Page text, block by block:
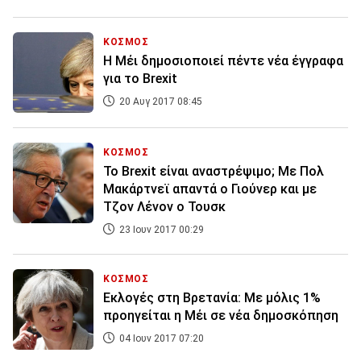
ΚΟΣΜΟΣ
Η Μέι δημοσιοποιεί πέντε νέα έγγραφα
για το Brexit
20 Αυγ 2017 08:45
ΚΟΣΜΟΣ
Το Brexit είναι αναστρέψιμο; Με Πολ
Μακάρτνεϊ απαντά ο Γιούνερ και με
Τζον Λένον ο Τουσκ
23 Ιουν 2017 00:29
ΚΟΣΜΟΣ
Εκλογές στη Βρετανία: Με μόλις 1%
προηγείται η Μέι σε νέα δημοσκόπηση
04 Ιουν 2017 07:20